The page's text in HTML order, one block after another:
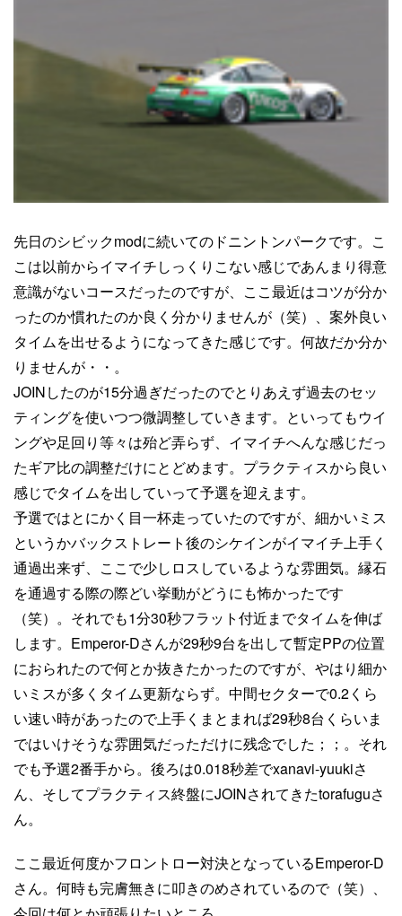
先日のシビックmodに続いてのドニントンパークです。こ
こは以前からイマイチしっくりこない感じであんまり得意
意識がないコースだったのですが、ここ最近はコツが分か
ったのか慣れたのか良く分かりませんが（笑）、案外良い
タイムを出せるようになってきた感じです。何故だか分か
りませんが・・。
JOINしたのが15分過ぎだったのでとりあえず過去のセッ
ティングを使いつつ微調整していきます。といってもウイ
ングや足回り等々は殆ど弄らず、イマイチへんな感じだっ
たギア比の調整だけにとどめます。プラクティスから良い
感じでタイムを出していって予選を迎えます。
予選ではとにかく目一杯走っていたのですが、細かいミス
というかバックストレート後のシケインがイマイチ上手く
通過出来ず、ここで少しロスしているような雰囲気。縁石
を通過する際の際どい挙動がどうにも怖かったです
（笑）。それでも1分30秒フラット付近までタイムを伸ば
します。Emperor-Dさんが29秒9台を出して暫定PPの位置
におられたので何とか抜きたかったのですが、やはり細か
いミスが多くタイム更新ならず。中間セクターで0.2くら
い速い時があったので上手くまとまれば29秒8台くらいま
ではいけそうな雰囲気だっただけに残念でした；；。それ
でも予選2番手から。後ろは0.018秒差でxanavi-yuukiさ
ん、そしてプラクティス終盤にJOINされてきたtorafuguさ
ん。
ここ最近何度かフロントロー対決となっているEmperor-D
さん。何時も完膚無きに叩きのめされているので（笑）、